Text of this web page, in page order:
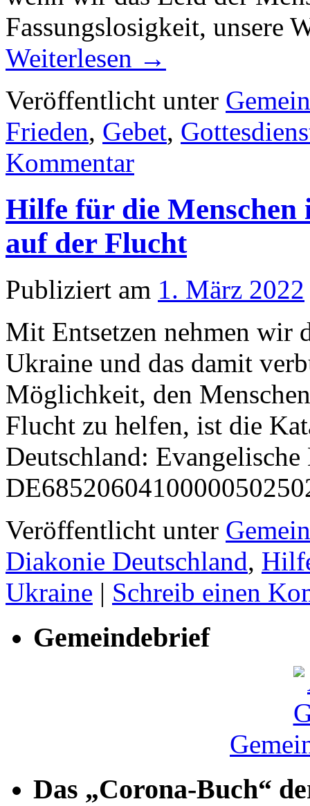
Fassungslosigkeit, unsere
Weiterlesen →
Veröffentlicht unter
Frieden, Gebet,
Kommentar
Hilfe für die Menschen
auf der Flucht
Publiziert am 1. März 2022
Mit Entsetzen nehmen wir
Ukraine und das damit
Möglichkeit, den
Flucht zu helfen, ist die
Deutschland:
Veröffentlicht unter
Diakonie Deutschland,
Ukraine | Schreib einen
Gemeindebrief
Das „Corona-Buch“